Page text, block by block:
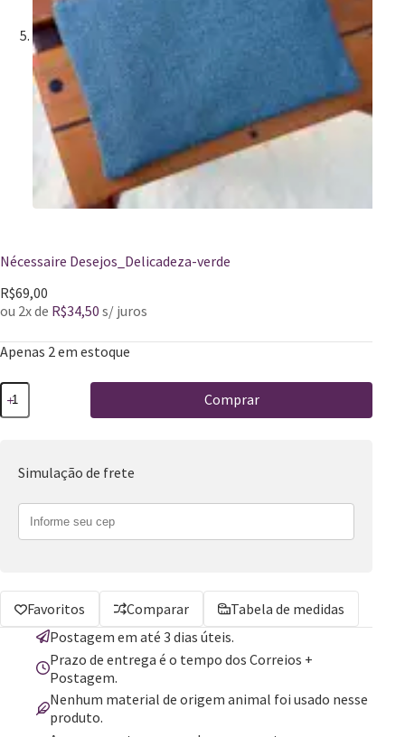
Nécessaire Desejos_Delicadeza-verde
R$69,00
ou 2x de R$34,50 s/ juros
Apenas 2 em estoque
Comprar
Simulação de frete
Favoritos Comparar
Tabela de medidas
Postagem em até 3 dias úteis.
Prazo de entrega é o tempo dos Correios +
Postagem.
Nenhum material de origem animal foi usado nesse
produto.